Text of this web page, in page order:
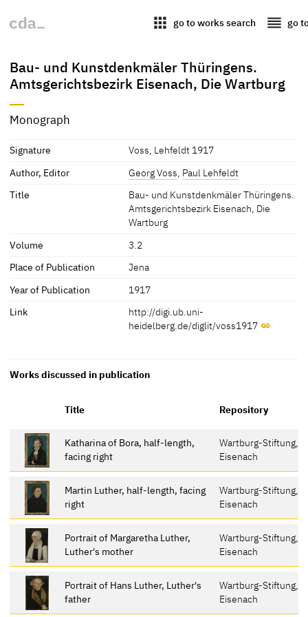
apps go to works search reorder go
Bau- und Kunstdenkmäler Thüringens.
Amtsgerichtsbezirk Eisenach, Die Wartburg
Monograph
Signature
Voss, Lehfeldt 1917
Author, Editor
Georg Voss, Paul Lehfeldt
Title
Bau- und Kunstdenkmäler Thüringens.
Amtsgerichtsbezirk Eisenach, Die
Wartburg
Volume
3.2
Place of Publication
Jena
Year of Publication
1917
Link
http://digi.ub.uni-
heidelberg.de/diglit/voss1917
Works discussed in publication
Title Repository
Katharina of Bora, half-length,
facing right
Wartburg-Stiftung,
Eisenach
Martin Luther, half-length, facing
right
Wartburg-Stiftung,
Eisenach
Portrait of Margaretha Luther,
Luther's mother
Wartburg-Stiftung,
Eisenach
Portrait of Hans Luther, Luther's
father
Wartburg-Stiftung,
Eisenach